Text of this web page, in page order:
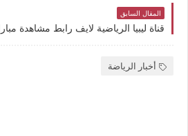
المقال السابق
أخبار الرياضة